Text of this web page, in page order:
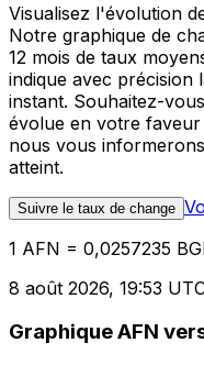
Visualisez l'évolution
Notre graphique de
12 mois de taux
indique avec
instant. Souhaitez-
évolue en votre
nous vous
atteint.
Suivre le taux de change
1 AFN = 0,0257235
8 août 2026, 19:53
Graphique AFN